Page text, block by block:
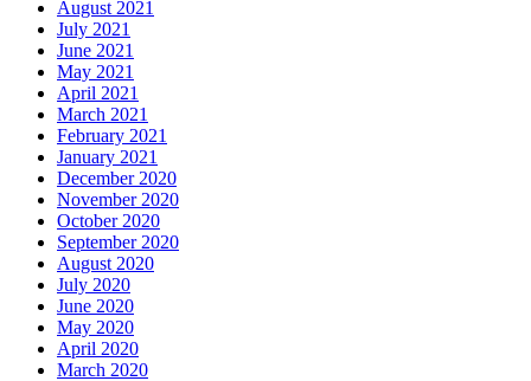
August 2021
July 2021
June 2021
May 2021
April 2021
March 2021
February 2021
January 2021
December 2020
November 2020
October 2020
September 2020
August 2020
July 2020
June 2020
May 2020
April 2020
March 2020